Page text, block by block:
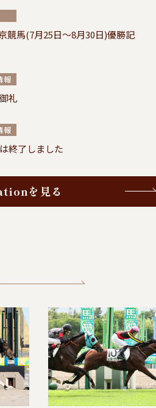
競馬(7月25日～8月30日)優勝記
報
礼
報
終了しました
を見る